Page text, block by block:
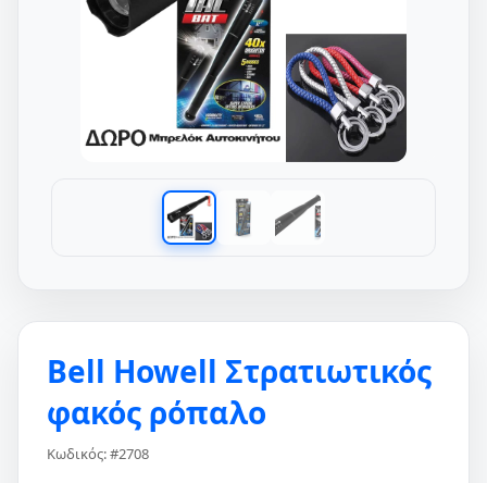
Bell Howell Στρατιωτικός
φακός ρόπαλο
Κωδικός: #2708